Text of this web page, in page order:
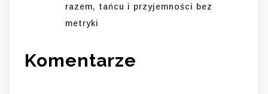
razem, tańcu i przyjemności bez
metryki
Komentarze